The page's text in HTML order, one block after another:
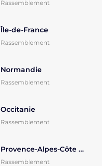
Rassemblement
Île-de-France
Rassemblement
Normandie
Rassemblement
Occitanie
Rassemblement
Provence-Alpes-Côte d'Azur
Rassemblement